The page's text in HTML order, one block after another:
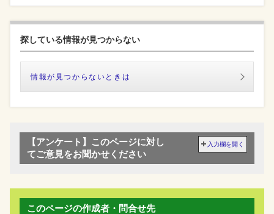
探している情報が見つからない
情報が見つからないときは
【アンケート】このページに対し
てご意見をお聞かせください
入力欄を開く
このページの作成者・問合せ先